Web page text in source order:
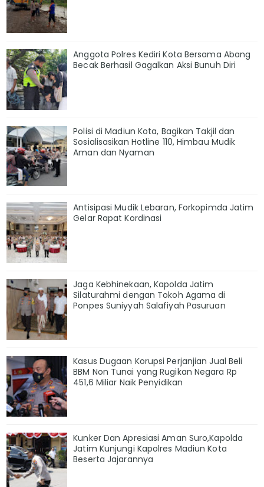
Anggota Polres Kediri Kota Bersama Abang
Becak Berhasil Gagalkan Aksi Bunuh Diri
Polisi di Madiun Kota, Bagikan Takjil dan
Sosialisasikan Hotline 110, Himbau Mudik
Aman dan Nyaman
Antisipasi Mudik Lebaran, Forkopimda Jatim
Gelar Rapat Kordinasi
Jaga Kebhinekaan, Kapolda Jatim
Silaturahmi dengan Tokoh Agama di
Ponpes Suniyyah Salafiyah Pasuruan
Kasus Dugaan Korupsi Perjanjian Jual Beli
BBM Non Tunai yang Rugikan Negara Rp
451,6 Miliar Naik Penyidikan
Kunker Dan Apresiasi Aman Suro,Kapolda
Jatim Kunjungi Kapolres Madiun Kota
Beserta Jajarannya